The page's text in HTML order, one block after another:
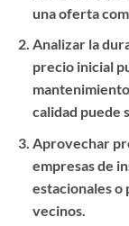
una oferta
Analizar la
precio inicial
calidad puede
Aprovechar
empresas de
estacionales o
vecinos.